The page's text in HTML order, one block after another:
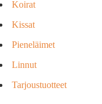
Koirat
Kissat
Pieneläimet
Linnut
Tarjoustuotteet